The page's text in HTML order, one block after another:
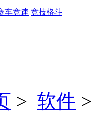
车竞速 竞技格斗
> 软件